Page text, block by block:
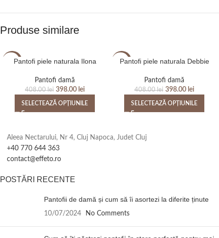
Produse similare
-2%Pantofi piele naturala Ilona
Pantofi damă
408.00lei 398.00 lei
SELECTEAZĂ OPȚIUNILE
-2%
Pantofi piele naturala Debbie
Pantofi damă
408.00lei 398.00 lei
SELECTEAZĂ OPȚIUNILE
Aleea Nectarului, Nr 4, Cluj Napoca, Judet Cluj
+40 770 644 363
contact@effeto.ro
POSTĂRI RECENTE
Pantofii de damă și cum să îi asortezi la diferite ținute
10/07/2024 No Comments